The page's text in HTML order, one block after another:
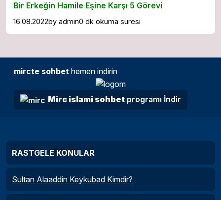
Bir Erkeğin Hamile Eşine Karşı 5 Görevi
16.08.2022by admin0 dk okuma süresi
mircte sohbet hemen indirin
Mirc islami sohbet programı İndir
RASTGELE KONULAR
Sultan Alaaddin Keykubad Kimdir?